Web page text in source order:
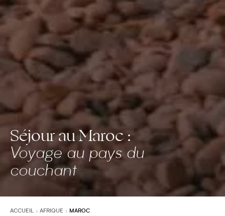
Séjour au Maroc :
Voyage au pays du
couchant
ACCUEIL AFRIQUE MAROC